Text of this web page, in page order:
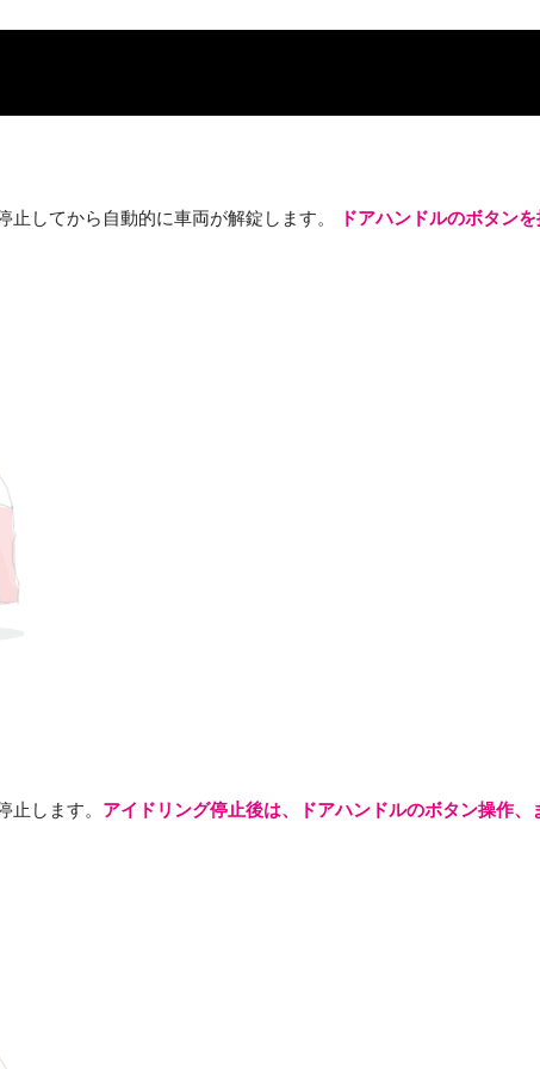
してから自動的に車両が解錠します。
ドアハンドルのボタン
します。 アイドリング停止後は、ドアハンドルのボタン操作